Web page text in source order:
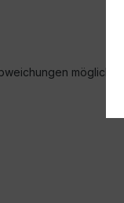
möglich!